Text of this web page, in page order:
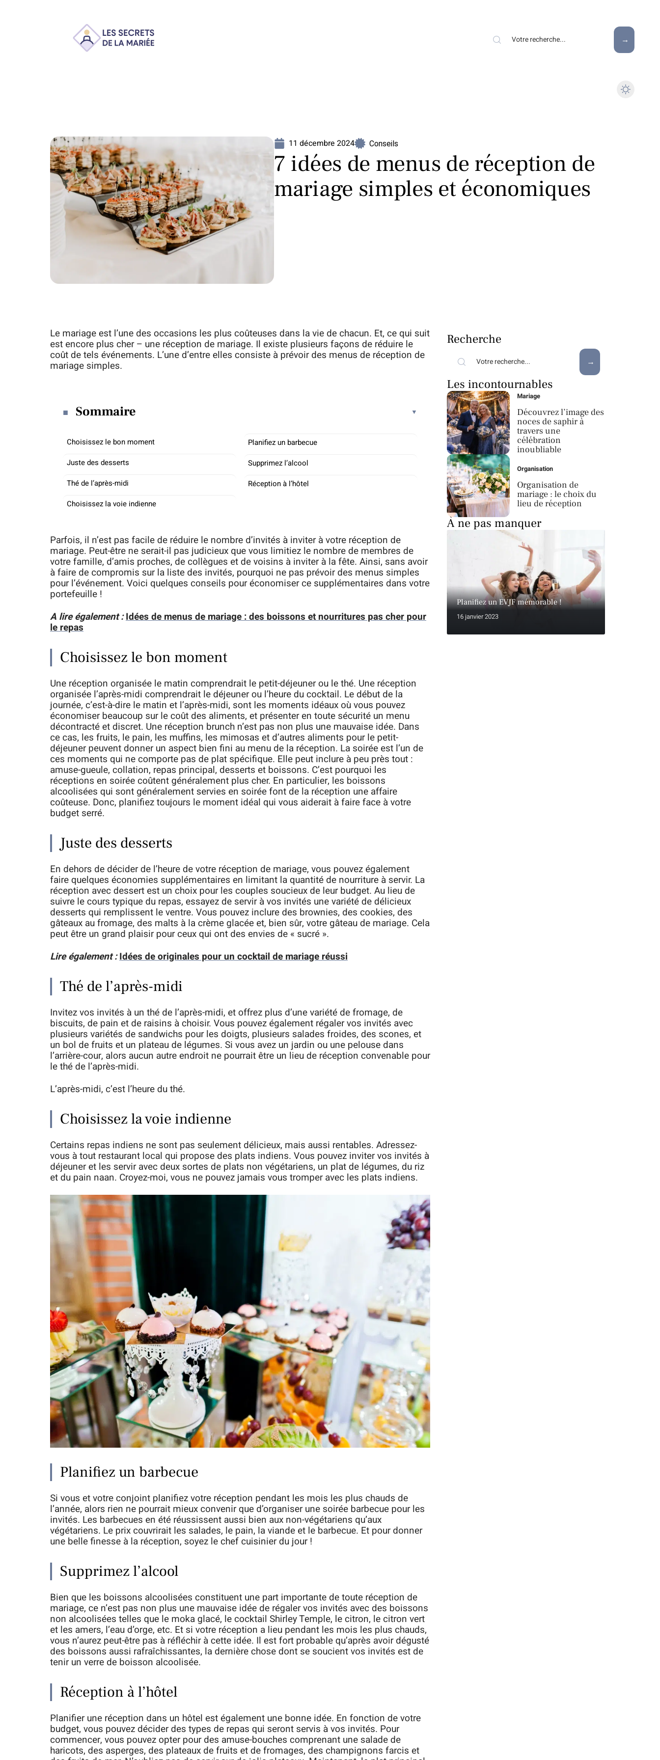
11 décembre 2024 Conseils
7 idées de menus de réception de
mariage simples et économiques
Le mariage est l’une des occasions les plus coûteuses dans la vie de chacun. Et, ce qui suit
est encore plus cher – une réception de mariage. Il existe plusieurs façons de réduire le
coût de tels événements. L’une d’entre elles consiste à prévoir des menus de réception de
mariage simples.
Sommaire
Choisissez le bon moment
Juste des desserts
Thé de l’après-midi
Choisissez la voie indienne
Planifiez un barbecue
Supprimez l’alcool
Réception à l’hôtel
Parfois, il n’est pas facile de réduire le nombre d’invités à inviter à votre réception de
mariage. Peut-être ne serait-il pas judicieux que vous limitiez le nombre de membres de
votre famille, d’amis proches, de collègues et de voisins à inviter à la fête. Ainsi, sans avoir
à faire de compromis sur la liste des invités, pourquoi ne pas prévoir des menus simples
pour l’événement. Voici quelques conseils pour économiser ce supplémentaires dans votre
portefeuille !
A lire également :Idées de menus de mariage : des boissons et nourritures pas cher pour
le repas
Choisissez le bon moment
Une réception organisée le matin comprendrait le petit-déjeuner ou le thé. Une réception
organisée l’après-midi comprendrait le déjeuner ou l’heure du cocktail. Le début de la
journée, c’est-à-dire le matin et l’après-midi, sont les moments idéaux où vous pouvez
économiser beaucoup sur le coût des aliments, et présenter en toute sécurité un menu
décontracté et discret. Une réception brunch n’est pas non plus une mauvaise idée. Dans
ce cas, les fruits, le pain, les muffins, les mimosas et d’autres aliments pour le petit-
déjeuner peuvent donner un aspect bien fini au menu de la réception. La soirée est l’un de
ces moments qui ne comporte pas de plat spécifique. Elle peut inclure à peu près tout :
amuse-gueule, collation, repas principal, desserts et boissons. C’est pourquoi les
réceptions en soirée coûtent généralement plus cher. En particulier, les boissons
alcoolisées qui sont généralement servies en soirée font de la réception une affaire
coûteuse. Donc, planifiez toujours le moment idéal qui vous aiderait à faire face à votre
budget serré.
Juste des desserts
En dehors de décider de l’heure de votre réception de mariage, vous pouvez également
faire quelques économies supplémentaires en limitant la quantité de nourriture à servir. La
réception avec dessert est un choix pour les couples soucieux de leur budget. Au lieu de
suivre le cours typique du repas, essayez de servir à vos invités une variété de délicieux
desserts qui remplissent le ventre. Vous pouvez inclure des brownies, des cookies, des
gâteaux au fromage, des malts à la crème glacée et, bien sûr, votre gâteau de mariage. Cela
peut être un grand plaisir pour ceux qui ont des envies de « sucré ».
Lire également :Idées de originales pour un cocktail de mariage réussi
Thé de l’après-midi
Invitez vos invités à un thé de l’après-midi, et offrez plus d’une variété de fromage, de
biscuits, de pain et de raisins à choisir. Vous pouvez également régaler vos invités avec
plusieurs variétés de sandwichs pour les doigts, plusieurs salades froides, des scones, et
un bol de fruits et un plateau de légumes. Si vous avez un jardin ou une pelouse dans
l’arrière-cour, alors aucun autre endroit ne pourrait être un lieu de réception convenable pour
le thé de l’après-midi.
L’après-midi, c’est l’heure du thé.
Choisissez la voie indienne
Certains repas indiens ne sont pas seulement délicieux, mais aussi rentables. Adressez-
vous à tout restaurant local qui propose des plats indiens. Vous pouvez inviter vos invités à
déjeuner et les servir avec deux sortes de plats non végétariens, un plat de légumes, du riz
et du pain naan. Croyez-moi, vous ne pouvez jamais vous tromper avec les plats indiens.
Planifiez un barbecue
Si vous et votre conjoint planifiez votre réception pendant les mois les plus chauds de
l’année, alors rien ne pourrait mieux convenir que d’organiser une soirée barbecue pour les
invités. Les barbecues en été réussissent aussi bien aux non-végétariens qu’aux
végétariens. Le prix couvrirait les salades, le pain, la viande et le barbecue. Et pour donner
une belle finesse à la réception, soyez le chef cuisinier du jour !
Supprimez l’alcool
Bien que les boissons alcoolisées constituent une part importante de toute réception de
mariage, ce n’est pas non plus une mauvaise idée de régaler vos invités avec des boissons
non alcoolisées telles que le moka glacé, le cocktail Shirley Temple, le citron, le citron vert
et les amers, l’eau d’orge, etc. Et si votre réception a lieu pendant les mois les plus chauds,
vous n’aurez peut-être pas à réfléchir à cette idée. Il est fort probable qu’après avoir dégusté
des boissons aussi rafraîchissantes, la dernière chose dont se soucient vos invités est de
tenir un verre de boisson alcoolisée.
Réception à l’hôtel
Planifier une réception dans un hôtel est également une bonne idée. En fonction de votre
budget, vous pouvez décider des types de repas qui seront servis à vos invités. Pour
commencer, vous pouvez opter pour des amuse-bouches comprenant une salade de
haricots, des asperges, des plateaux de fruits et de fromages, des champignons farcis et
Recherche
Les incontournables
Mariage
Découvrez l’image des
noces de saphir à
travers une
célébration
inoubliable
Organisation
Organisation de
mariage : le choix du
lieu de réception
À ne pas manquer
Planifiez un EVJF mémorable !
16 janvier 2023